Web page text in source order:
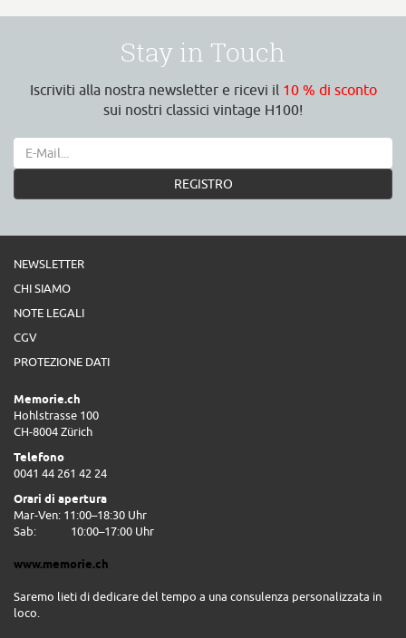
Stay in Touch
Iscriviti alla nostra newsletter e ricevi il 10 % di sconto
sui nostri classici vintage H100!
REGISTRO
NEWSLETTER
CHI SIAMO
NOTE LEGALI
CGV
PROTEZIONE DATI
Memorie.ch
Hohlstrasse 100
CH-8004 Zürich
Telefono
0041 44 261 42 24
Orari di apertura
Mar-Ven: 11:00–18:30 Uhr
Sab:
10:00–17:00 Uhr
www.memorie.ch
Saremo lieti di dedicare del tempo a una consulenza personalizzata in
loco.